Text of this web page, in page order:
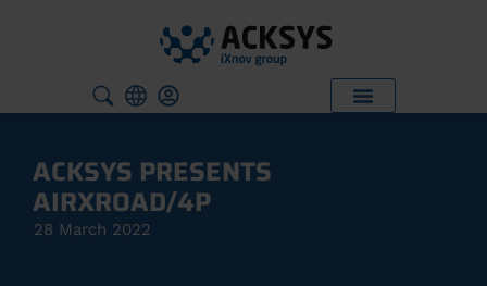
ACKSYS PRESENTS
AIRXROAD/4P
28 March 2022